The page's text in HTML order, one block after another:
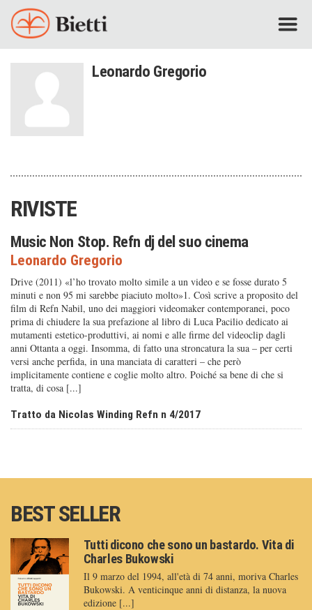
Leonardo Gregorio
RIVISTE
Music Non Stop. Refn dj del suo cinema
Leonardo Gregorio
Drive (2011) «l’ho trovato molto simile a un video e se fosse durato 5
minuti e non 95 mi sarebbe piaciuto molto»1. Così scrive a proposito del
film di Refn Nabil, uno dei maggiori videomaker contemporanei, poco
prima di chiudere la sua prefazione al libro di Luca Pacilio dedicato ai
mutamenti estetico-produttivi, ai nomi e alle firme del videoclip dagli
anni Ottanta a oggi. Insomma, di fatto una stroncatura la sua – per certi
versi anche perfida, in una manciata di caratteri – che però
implicitamente contiene e coglie molto altro. Poiché sa bene di che si
tratta, di cosa [...]
Tratto da Nicolas Winding Refn n 4/2017
BEST SELLER
Tutti dicono che sono un bastardo. Vita di
Charles Bukowski
Il 9 marzo del 1994, all'età di 74 anni, moriva Charles
Bukowski. A venticinque anni di distanza, la nuova
edizione [...]